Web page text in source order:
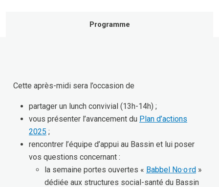
Programme
Cette après-midi sera l’occasion de
partager un lunch convivial (13h-14h) ;
vous présenter l’avancement du Plan d’actions
2025 ;
rencontrer l’équipe d’appui au Bassin et lui poser
vos questions concernant :
la semaine portes ouvertes « Babbel No·o·rd »
dédiée aux structures social-santé du Bassin